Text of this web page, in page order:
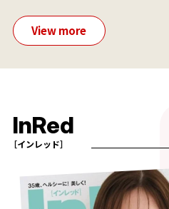
View more
InRed
［インレッド］